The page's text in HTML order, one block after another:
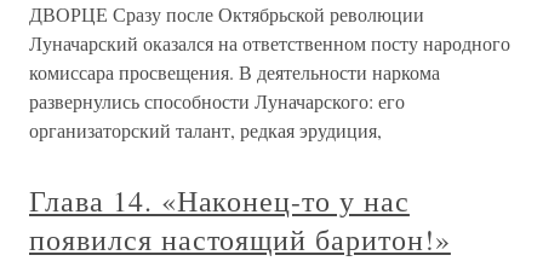
ДВОРЦЕ Сразу после Октябрьской революции
Луначарский оказался на ответственном посту народного
комиссара просвещения. В деятельности наркома
развернулись способности Луначарского: его
организаторский талант, редкая эрудиция,
Глава 14. «Наконец-то у нас
появился настоящий баритон!»